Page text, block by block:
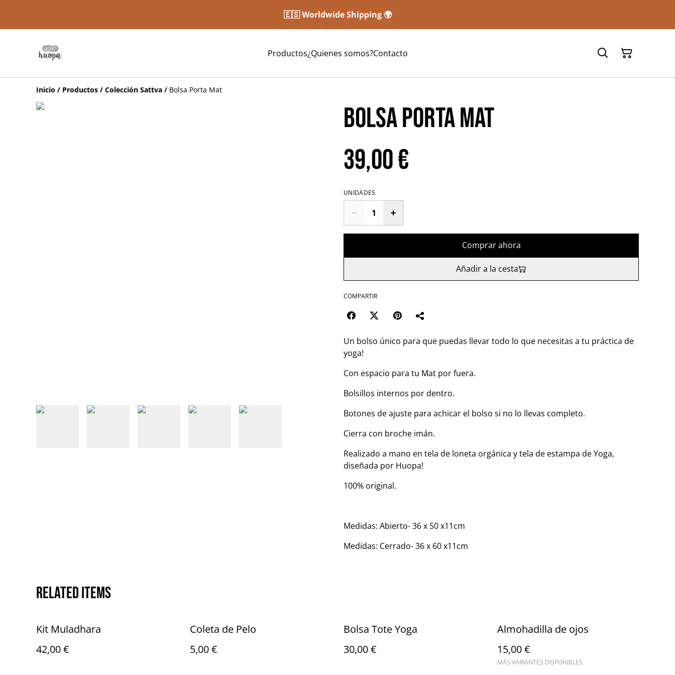
🇪🇸 Worldwide Shipping 🌍
Productos¿Quienes somos?Contacto
Inicio / Productos / Colección Sattva / Bolsa Porta Mat
Bolsa Porta Mat
39,00 €
UNIDADES
Comprar ahora
Añadir a la cesta
COMPARTIR
Un bolso único para que puedas llevar todo lo que necesitas a tu práctica de
yoga!
Con espacio para tu Mat por fuera.
Bolsillos internos por dentro.
Botones de ajuste para achicar el bolso si no lo llevas completo.
Cierra con broche imán.
Realizado a mano en tela de loneta orgánica y tela de estampa de Yoga,
diseñada por Huopa!
100% original.
Medidas: Abierto- 36 x 50 x11cm
Medidas: Cerrado- 36 x 60 x11cm
Related items
Kit Muladhara
42,00 €
Coleta de Pelo
5,00 €
Bolsa Tote Yoga
30,00 €
Almohadilla de ojos
15,00 €
MÁS VARIANTES DISPONIBLES